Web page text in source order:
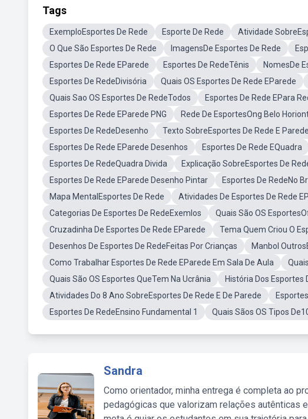
Tags
ExemploEsportes De Rede Esporte De Rede Atividade
O Que São Esportes De Rede
ImagensDe Esportes De Rede
Esportes De Rede EParede
Esportes De RedeTênis NomesDe
Esportes De RedeDivisória
Quais OS Esportes De Rede EParede
Quais Sao OS Esportes De RedeTodos
Esportes De Rede EPara
Esportes De Rede EParede PNG
Rede De EsportesOng Belo
Esportes De RedeDesenho
Texto SobreEsportes De Rede E Parede
Esportes De Rede EParede Desenhos
Esportes De Rede EQuadra
Esportes De RedeQuadra Divida
Explicação SobreEsportes De
Esportes De Rede EParede Desenho Pintar
Esportes De RedeNo
Mapa MentalEsportes De Rede
Atividades De Esportes De Rede
Categorias De Esportes De RedeExemlos
Quais São OS
Cruzadinha De Esportes De Rede EParede
Tema Quem Criou O
Desenhos De Esportes De RedeFeitas Por Crianças
Manbol
Como Trabalhar Esportes De Rede EParede Em Sala De Aula
Quais São OS Esportes QueTem Na Ucrânia
História Dos Esportes
Atividades Do 8 Ano SobreEsportes De Rede E De Parede
Esportes De RedeEnsino Fundamental 1
Quais Sãos OS Tipos
Sandra
Como orientador, minha entrega é completa ao
pedagógicas que valorizam relações autênticas